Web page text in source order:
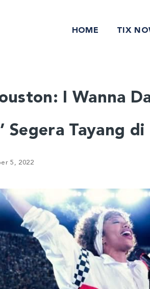
HOME TIX
I Wanna
Segera Tayang
5, 2022